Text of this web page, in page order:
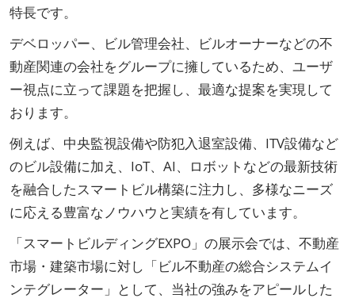
特長です。
デベロッパー、ビル管理会社、ビルオーナーなどの不
動産関連の会社をグループに擁しているため、ユーザ
ー視点に立って課題を把握し、最適な提案を実現して
おります。
例えば、中央監視設備や防犯入退室設備、ITV設備など
のビル設備に加え、IoT、AI、ロボットなどの最新技術
を融合したスマートビル構築に注力し、多様なニーズ
に応える豊富なノウハウと実績を有しています。
「スマートビルディングEXPO」の展示会では、不動産
市場・建築市場に対し「ビル不動産の総合システムイ
ンテグレーター」として、当社の強みをアピールした